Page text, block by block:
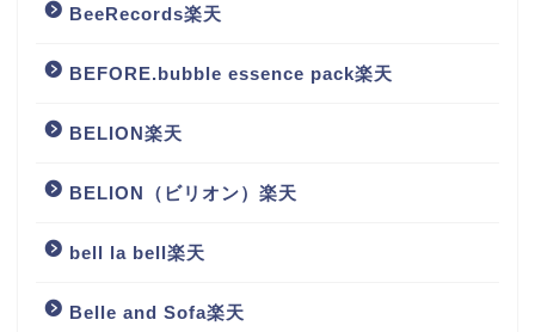
BeeRecords楽天
BEFORE.bubble essence pack楽天
BELION楽天
BELION（ビリオン）楽天
bell la bell楽天
Belle and Sofa楽天